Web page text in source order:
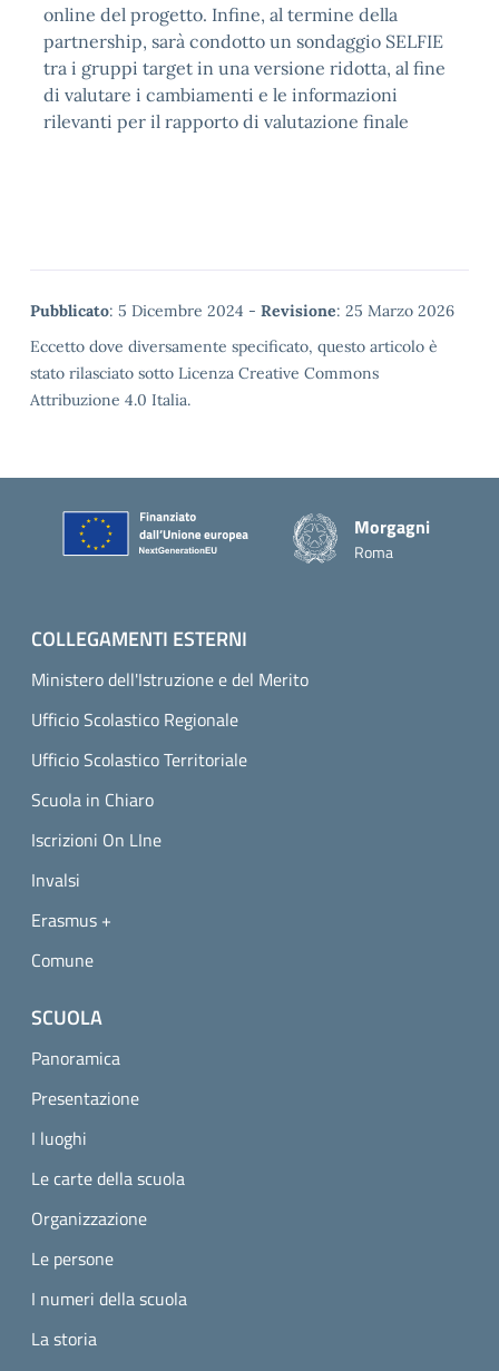
online del progetto. Infine, al termine della
partnership, sarà condotto un sondaggio SELFIE
tra i gruppi target in una versione ridotta, al fine
di valutare i cambiamenti e le informazioni
rilevanti per il rapporto di valutazione finale
Metadata
Pubblicato: 5 Dicembre 2024 - Revisione: 25 Marzo 2026
Eccetto dove diversamente specificato, questo articolo è
stato rilasciato sotto Licenza Creative Commons
Attribuzione 4.0 Italia.
Piè di pagina
Morgagni
Roma
COLLEGAMENTI ESTERNI
Ministero dell'Istruzione e del Merito
Ufficio Scolastico Regionale
Ufficio Scolastico Territoriale
Scuola in Chiaro
Iscrizioni On LIne
Invalsi
Erasmus +
Comune
SCUOLA
Panoramica
Presentazione
I luoghi
Le carte della scuola
Organizzazione
Le persone
I numeri della scuola
La storia